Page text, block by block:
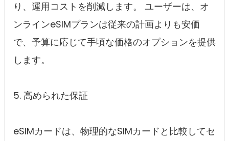
り、運用コストを削減します。 ユーザーは、オ
ンラインeSIMプランは従来の計画よりも安価
で、予算に応じて手頃な価格のオプションを提供
します。
5. 高められた保証
eSIMカードは、物理的なSIMカードと比較してセ